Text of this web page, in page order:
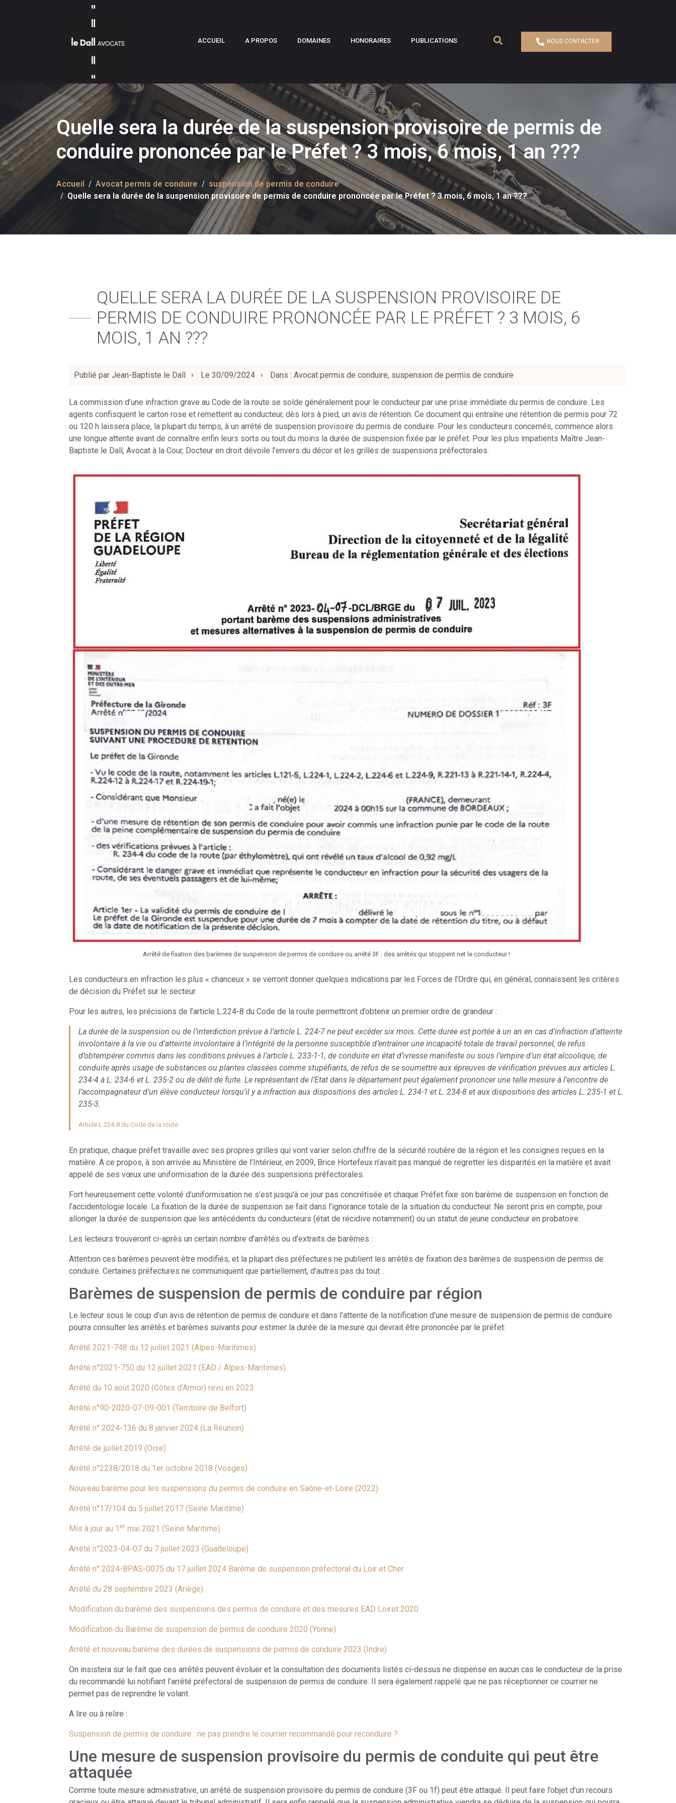
ACCUEIL A PROPOS DOMAINES HONORAIRES PUBLICATIONS NOUS CONTACTER
Quelle sera la durée de la suspension provisoire de permis de
conduire prononcée par le Préfet ? 3 mois, 6 mois, 1 an ???
Accueil Avocat permis de conduire
suspension de permis de conduire
Quelle sera la durée de la suspension provisoire de permis de conduire prononcée par le Préfet ? 3 mois, 6 mois, 1 an ???
QUELLE SERA LA DURÉE DE LA SUSPENSION PROVISOIRE DE
PERMIS DE CONDUIRE PRONONCÉE PAR LE PRÉFET ? 3 MOIS, 6
MOIS, 1 AN ???
Publié par Jean-Baptiste le Dall Le 30/09/2024 Dans : Avocat permis de conduire, suspension de permis de conduire
La commission d’une infraction grave au Code de la route se solde généralement pour le conducteur par une prise immédiate du permis de conduire. Les
agents confisquent le carton rose et remettent au conducteur, dès lors à pied, un avis de rétention. Ce document qui entraîne une rétention de permis pour 72
ou 120 h laissera place, la plupart du temps, à un arrêté de suspension provisoire du permis de conduire. Pour les conducteurs concernés, commence alors
une longue attente avant de connaître enfin leurs sorts ou tout du moins la durée de suspension fixée par le préfet. Pour les plus impatients Maître Jean-
Baptiste le Dall, Avocat à la Cour, Docteur en droit dévoile l’envers du décor et les grilles de suspensions préfectorales.
Arrêté de fixation des barèmes de suspension de permis de conduire ou arrêté 3F : des arrêtés qui stoppent net le conducteur !
Les conducteurs en infraction les plus « chanceux » se verront donner quelques indications par les Forces de l’Ordre qui, en général, connaissent les critères
de décision du Préfet sur le secteur.
Pour les autres, les précisions de l’article L.224-8 du Code de la route permettront d’obtenir un premier ordre de grandeur :
La durée de la suspension ou de l’interdiction prévue à l’article L. 224-7 ne peut excéder six mois. Cette durée est portée à un an en cas d’infraction d’atteinte
involontaire à la vie ou d’atteinte involontaire à l’intégrité de la personne susceptible d’entraîner une incapacité totale de travail personnel, de refus
d’obtempérer commis dans les conditions prévues à l’article L. 233-1-1, de conduite en état d’ivresse manifeste ou sous l’empire d’un état alcoolique, de
conduite après usage de substances ou plantes classées comme stupéfiants, de refus de se soumettre aux épreuves de vérification prévues aux articles L.
234-4 à L. 234-6 et L. 235-2 ou de délit de fuite. Le représentant de l’Etat dans le département peut également prononcer une telle mesure à l’encontre de
l’accompagnateur d’un élève conducteur lorsqu’il y a infraction aux dispositions des articles L. 234-1 et L. 234-8 et aux dispositions des articles L. 235-1 et L.
235-3.
Article L.224-8 du Code de la route
En pratique, chaque préfet travaille avec ses propres grilles qui vont varier selon chiffre de la sécurité routière de la région et les consignes reçues en la
matière. A ce propos, à son arrivée au Ministère de l’Intérieur, en 2009, Brice Hortefeux n’avait pas manqué de regretter les disparités en la matière et avait
appelé de ses vœux une uniformisation de la durée des suspensions préfectorales.
Fort heureusement cette volonté d’uniformisation ne s’est jusqu’à ce jour pas concrétisée et chaque Préfet fixe son barème de suspension en fonction de
l’accidentologie locale. La fixation de la durée de suspension se fait dans l’ignorance totale de la situation du conducteur. Ne seront pris en compte, pour
allonger la durée de suspension que les antécédents du conducteurs (état de récidive notamment) ou un statut de jeune conducteur en probatoire.
Les lecteurs trouveront ci-après un certain nombre d’arrêtés ou d’extraits de barèmes :
Attention ces barèmes peuvent être modifiés, et la plupart des préfectures ne publient les arrêtés de fixation des barèmes de suspension de permis de
conduire. Certaines préfectures ne communiquent que partiellement, d’autres pas du tout…
Barèmes de suspension de permis de conduire par région
Le lecteur sous le coup d’un avis de rétention de permis de conduire et dans l’attente de la notification d’une mesure de suspension de permis de conduire
pourra consulter les arrêtés et barèmes suivants pour estimer la durée de la mesure qui devrait être prononcée par le préfet:
Arrêté 2021-748 du 12 juillet 2021 (Alpes-Maritimes)
Arrêté n°2021-750 du 12 juillet 2021 (EAD / Alpes-Maritimes)
Arrêté du 10 août 2020 (Côtes d’Armor) revu en 2023
Arrêté n°90-2020-07-09-001 (Territoire de Belfort)
Arrêté n° 2024-136 du 8 janvier 2024 (La Réunion)
Arrêté de juillet 2019 (Oise)
Arrêté n°2238/2018 du 1er octobre 2018 (Vosges)
Nouveau barème pour les suspensions du permis de conduire en Saône-et-Loire (2022)
Arrêté n°17/104 du 5 juillet 2017 (Seine Maritime)
Mis à jour au 1 er mai 2021 (Seine Maritime)
Arrêté n°2023-04-07 du 7 juillet 2023 (Guadeloupe)
Arrêté n° 2024-BPAS-0075 du 17 juillet 2024 Barème de suspension préfectoral du Loir et Cher
Arrêté du 28 septembre 2023 (Ariège)
Modification du barème des suspensions des permis de conduire et des mesures EAD Loiret 2020
Modification du Barème de suspension de permis de conduire 2020 (Yonne)
Arrêté et nouveau barème des durées de suspensions de permis de conduire 2023 (Indre)
On insistera sur le fait que ces arrêtés peuvent évoluer et la consultation des documents listés ci-dessus ne dispense en aucun cas le conducteur de la prise
du recommandé lui notifiant l’arrêté préfectoral de suspension de permis de conduire. Il sera également rappelé que ne pas réceptionner ce courrier ne
permet pas de reprendre le volant.
A lire ou à relire :
Suspension de permis de conduire : ne pas prendre le courrier recommandé pour reconduire ?
Une mesure de suspension provisoire du permis de conduite qui peut être
attaquée
Comme toute mesure administrative, un arrêté de suspension provisoire du permis de conduire (3F ou 1f) peut être attaqué. Il peut faire l’objet d’un recours